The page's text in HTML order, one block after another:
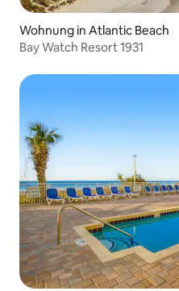
Wohnung in Atlantic Beach
Bay Watch Resort 1931